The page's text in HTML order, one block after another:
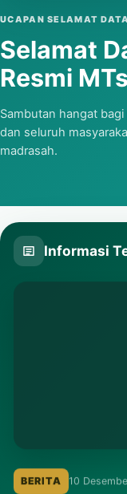
UCAPAN SELAMAT
Selamat
Resmi
Sambutan hangat
dan seluruh
madrasah.
Putar video
Informasi
BERITA 10